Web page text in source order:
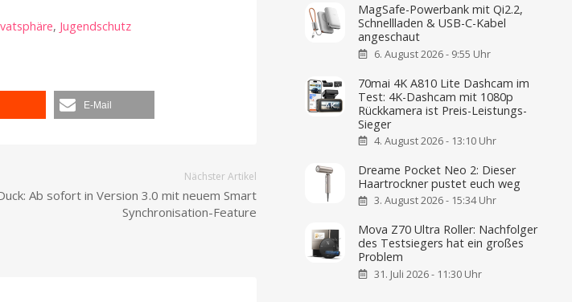
, Jugendschutz
E-Mail
Nächster Artikel
Ab sofort in Version 3.0 mit neuem Smart
Synchronisation-Feature
MagSafe-Powerbank mit Qi2.2,
Schnellladen & USB-C-Kabel
angeschaut
6. August 2026 - 9:55 Uhr
70mai 4K A810 Lite Dashcam im
Test: 4K-Dashcam mit 1080p
Rückkamera ist Preis-Leistungs-
Sieger
4. August 2026 - 13:10 Uhr
Dreame Pocket Neo 2: Dieser
Haartrockner pustet euch weg
3. August 2026 - 15:34 Uhr
Mova Z70 Ultra Roller: Nachfolger
des Testsiegers hat ein großes
Problem
31. Juli 2026 - 11:30 Uhr